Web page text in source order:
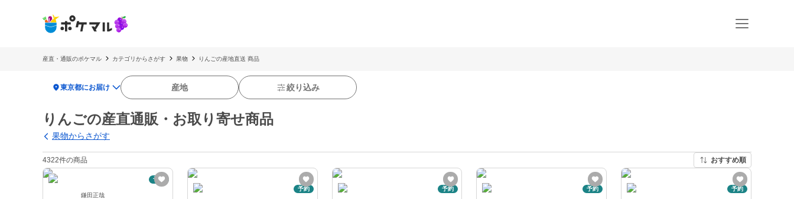
産直・通販のポケマル カテゴリからさがす 果物 りんごの産地直送 商品
location_on東京都にお届け 産地 絞り込み
りんごの産直通販・お取り寄せ商品
果物からさがす
4322件の商品 おすすめ順
予約
鎌田正哉
予約 予約 予約 予約